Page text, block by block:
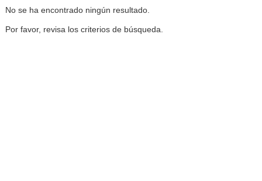
No se ha encontrado ningún resultado.
Por favor, revisa los criterios de búsqueda.